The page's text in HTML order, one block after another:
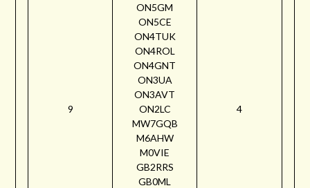
9
ON5GM
ON5CE
ON4TUK
ON4ROL
ON4GNT
ON3UA
ON3AVT
ON2LC
MW7GQB
M6AHW
M0VIE
GB2RRS
GB0ML
4